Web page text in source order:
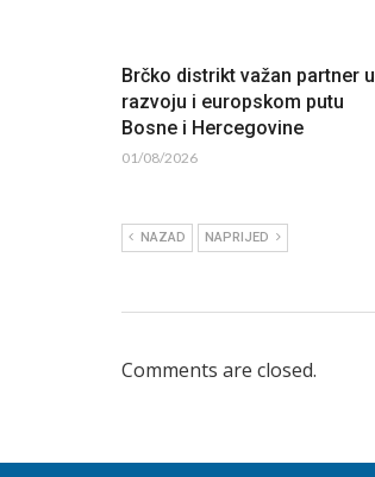
Brčko distrikt važan partner u
razvoju i europskom putu
Bosne i Hercegovine
01/08/2026
NAZAD NAPRIJED
Comments are closed.